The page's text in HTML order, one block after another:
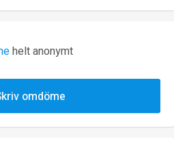
helt anonymt
omdöme